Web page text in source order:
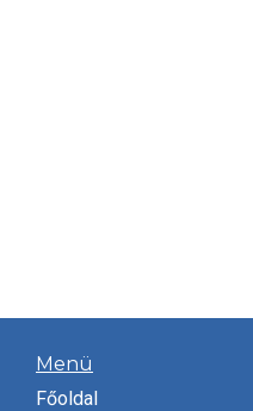
Menü
Főoldal